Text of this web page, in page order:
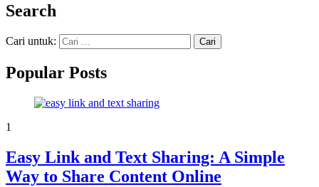
Search
Cari untuk:
Popular Posts
1
Easy Link and Text Sharing: A Simple
Way to Share Content Online